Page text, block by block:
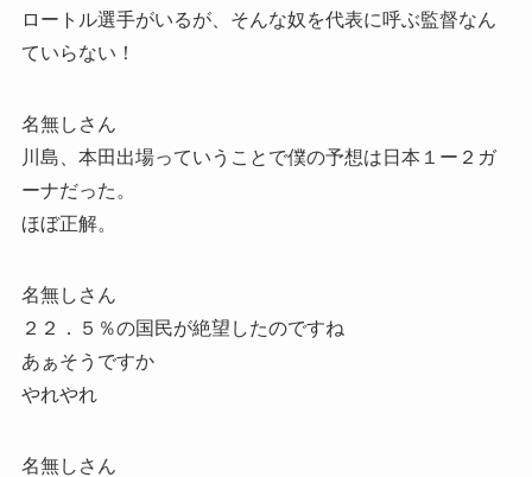
ロートル選手がいるが、そんな奴を代表に呼ぶ監督なん
ていらない！
名無しさん
川島、本田出場っていうことで僕の予想は日本１ー２ガ
ーナだった。
ほぼ正解。
名無しさん
２２．５％の国民が絶望したのですね
あぁそうですか
やれやれ
名無しさん